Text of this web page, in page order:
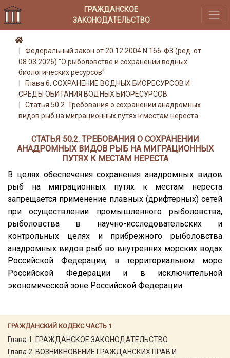
ГРАЖДАНСКОЕ
ЗАКОНОДАТЕЛЬСТВО
ГРАЖДАНСКИЙ КОДЕКС ЧАСТЬ 1
Глава 1. ГРАЖДАНСКОЕ ЗАКОНОДАТЕЛЬСТВО
Глава 2. ВОЗНИКНОВЕНИЕ ГРАЖДАНСКИХ ПРАВ И
Федеральный закон от 20.12.2004 N 166-ФЗ (ред. от
08.03.2026) "О рыболовстве и сохранении водных
биологических ресурсов"
Глава 6. СОХРАНЕНИЕ ВОДНЫХ БИОРЕСУРСОВ И
СРЕДЫ ОБИТАНИЯ ВОДНЫХ БИОРЕСУРСОВ
Статья 50.2. Требования о сохранении анадромных
видов рыб на миграционных путях к местам нереста
СТАТЬЯ 50.2. ТРЕБОВАНИЯ О СОХРАНЕНИИ
АНАДРОМНЫХ ВИДОВ РЫБ НА МИГРАЦИОННЫХ
ПУТЯХ К МЕСТАМ НЕРЕСТА
В целях обеспечения сохранения анадромных видов
рыб на миграционных путях к местам нереста
запрещается применение плавных (дрифтерных) сетей
при осуществлении промышленного рыболовства,
рыболовства в научно-исследовательских и
контрольных целях и прибрежного рыболовства
анадромных видов рыб во внутренних морских водах
Российской Федерации, в территориальном море
Российской Федерации и в исключительной
экономической зоне Российской Федерации.